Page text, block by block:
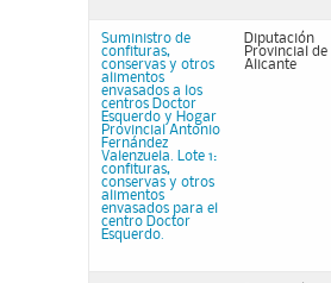
Suministro de
confituras,
conservas y otros
alimentos
envasados a los
centros Doctor
Esquerdo y Hogar
Provincial Antonio
Fernández
Valenzuela. Lote 1:
confituras,
conservas y otros
alimentos
envasados para el
centro Doctor
Esquerdo.
Diputación
Provincial de
Alicante